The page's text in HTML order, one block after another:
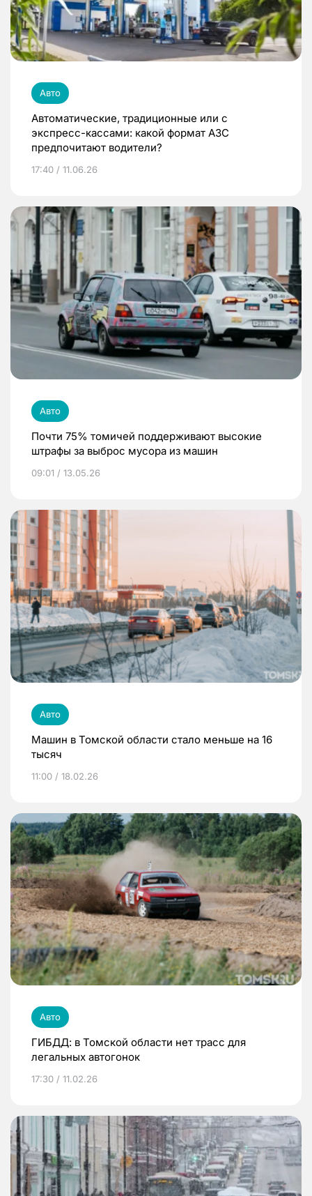
Авто
Автоматические, традиционные или с
экспресс-кассами: какой формат АЗС
предпочитают водители?
17:40 / 11.06.26
Авто
Почти 75% томичей поддерживают высокие
штрафы за выброс мусора из машин
09:01 / 13.05.26
Авто
Машин в Томской области стало меньше на 16
тысяч
11:00 / 18.02.26
Авто
ГИБДД: в Томской области нет трасс для
легальных автогонок
17:30 / 11.02.26